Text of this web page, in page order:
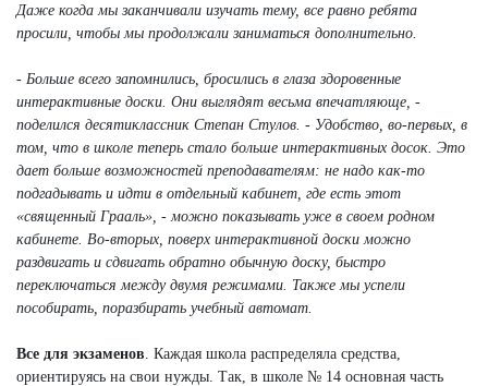
Даже когда мы заканчивали изучать тему, все равно ребята
просили, чтобы мы продолжали заниматься дополнительно.
- Больше всего запомнились, бросились в глаза здоровенные
интерактивные доски. Они выглядят весьма впечатляюще, -
поделился десятиклассник Степан Стулов. - Удобство, во-первых, в
том, что в школе теперь стало больше интерактивных досок. Это
дает больше возможностей преподавателям: не надо как-то
подгадывать и идти в отдельный кабинет, где есть этот
«священный Грааль», - можно показывать уже в своем родном
кабинете. Во-вторых, поверх интерактивной доски можно
раздвигать и сдвигать обратно обычную доску, быстро
переключаться между двумя режимами. Также мы успели
пособирать, поразбирать учебный автомат.
Все для экзаменов . Каждая школа распределяла средства,
ориентируясь на свои нужды. Так, в школе № 14 основная часть